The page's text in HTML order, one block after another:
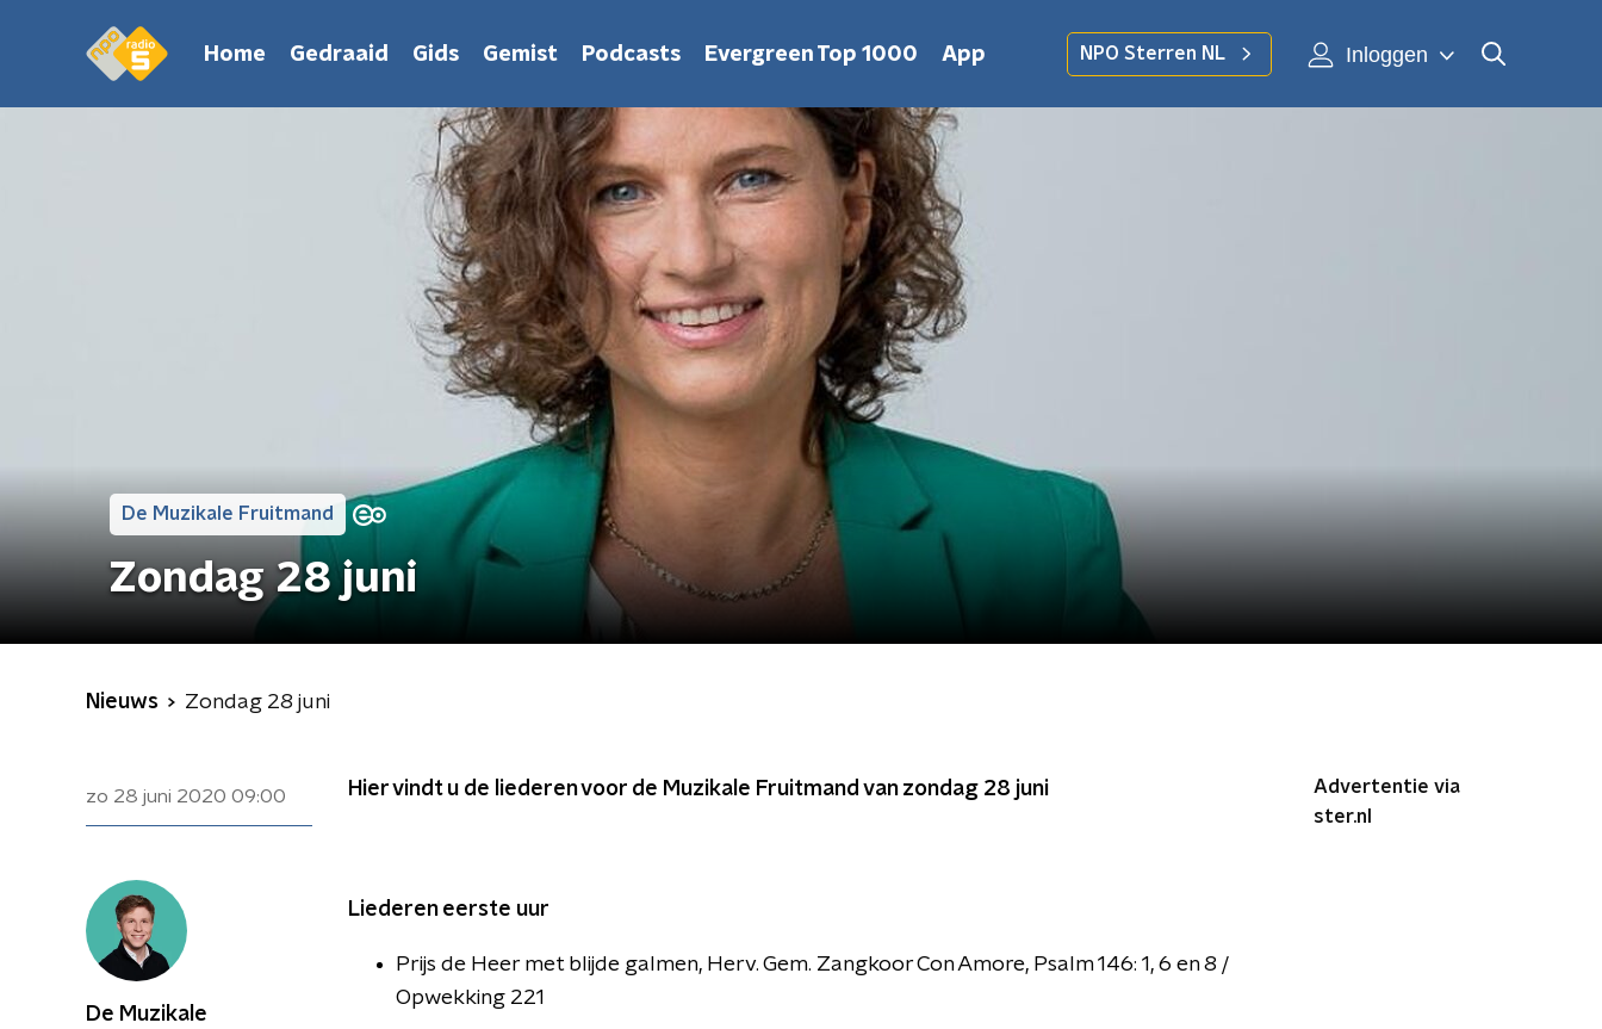
Home Gedraaid Gids Gemist Podcasts Evergreen Top 1000 App NPO Sterren NL Inloggen
De Muzikale Fruitmand
Zondag 28 juni
Nieuws Zondag 28 juni
zo 28 juni 2020 09:00 Hier vindt u de liederen voor de Muzikale Fruitmand van zondag 28 juni
Liederen eerste uur
Prijs de Heer met blijde galmen, Herv. Gem. Zangkoor Con Amore, Psalm 146: 1, 6 en 8 /
Opwekking 221
Advertentie via
ster.nl
De Muzikale